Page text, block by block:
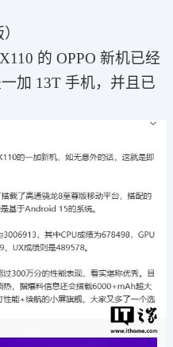
的 OPPO 新机已经
加 13T 手机，并且已